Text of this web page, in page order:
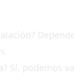
Sí, podemos